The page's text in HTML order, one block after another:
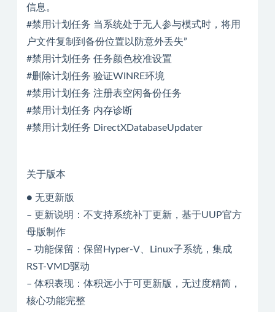
信息。
#禁用计划任务 当系统处于无人参与模式时，将用
户文件复制到备份位置以防意外丢失”
#禁用计划任务 任务颜色校准设置
#删除计划任务 验证WINRE环境
#禁用计划任务 注册表空闲备份任务
#禁用计划任务 内存诊断
#禁用计划任务 DirectXDatabaseUpdater
关于版本
● 无更新版
– 更新说明：不支持系统补丁更新，基于UUP官方
母版制作
– 功能保留：保留Hyper-V、Linux子系统，集成
RST-VMD驱动
– 体积表现：体积远小于可更新版，无过度精简，
核心功能完整